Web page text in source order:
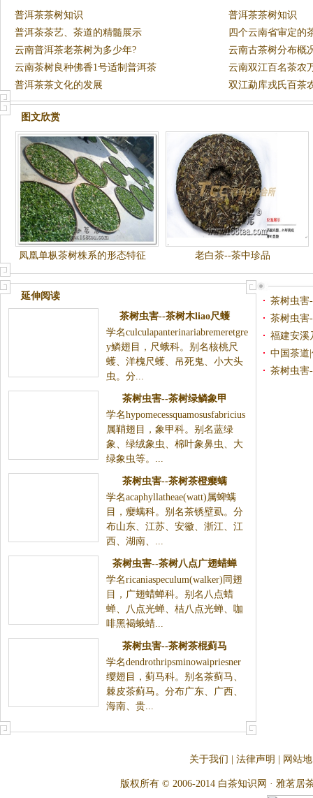
普洱茶茶树知识
普洱茶茶树知识
普洱茶茶艺、茶道的精髓展示
四个云南省审定的
云南普洱茶老茶树为多少年?
云南古茶树分布概
云南茶树良种佛香1号适制普洱茶
云南双江百名茶农
太原
普洱茶茶文化的发展 双江勐库戎氏百茶
图文欣赏
凤凰单枞茶树株系的形态特征 老白茶--茶中珍品
延伸阅读
茶树虫害--茶树木liao尺蠖
学名culculapanterinariabremeretgre
y鳞翅目，尺蛾科。别名核桃尺
蠖、洋槐尺蠖、吊死鬼、小大头
虫。分...
茶树虫害--茶树绿鳞象甲
学名hypomecessquamosusfabricius
属鞘翅目，象甲科。别名蓝绿
象、绿绒象虫、棉叶象鼻虫、大
绿象虫等。...
茶树虫害--茶树茶橙瘿螨
学名acaphyllatheae(watt)属蜱螨
目，瘿螨科。别名茶锈壁虱。分
布山东、江苏、安徽、浙江、江
西、湖南、...
茶树虫害--茶树八点广翅蜡蝉
学名ricaniaspeculum(walker)同翅
目，广翅蜡蝉科。别名八点蜡
蝉、八点光蝉、桔八点光蝉、咖
啡黑褐蛾蜡...
茶树虫害--茶树茶棍蓟马
学名dendrothripsminowaipriesner
缨翅目，蓟马科。别名茶蓟马、
棘皮茶蓟马。分布广东、广西、
海南、贵...
茶树虫害
茶树虫害
福建安溪
中国茶道
茶树虫害
关于我们 法律声明 网站
版权所有 © 2006-2014 白茶知识网 · 雅茗居